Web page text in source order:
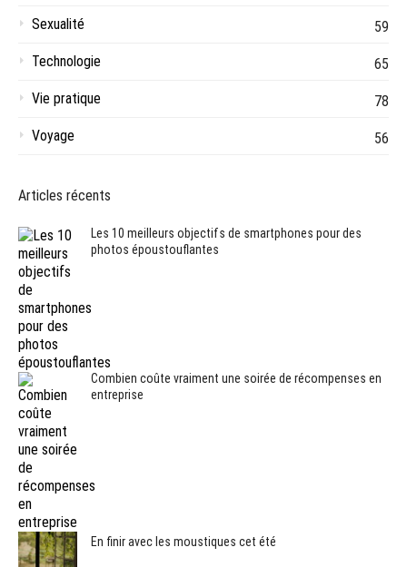
Sexualité
59
Technologie
65
Vie pratique
78
Voyage
56
Articles récents
Les 10 meilleurs objectifs de smartphones pour des
photos époustouflantes
Combien coûte vraiment une soirée de récompenses en
entreprise
En finir avec les moustiques cet été